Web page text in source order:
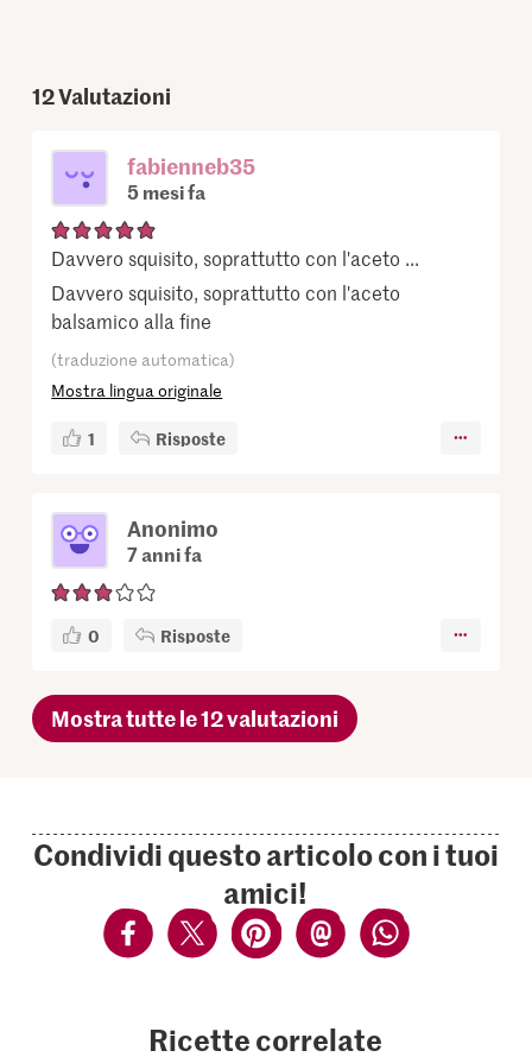
12Valutazioni
fabienneb35
5 mesi fa
Davvero squisito, soprattutto con l'aceto ...
Davvero squisito, soprattutto con l'aceto
balsamico alla fine
(traduzione automatica)
Mostra lingua originale
1 Risposte
Anonimo
7 anni fa
0 Risposte
Mostra tutte le 12 valutazioni
Condividi questo articolo con i tuoi
amici!
Ricette correlate